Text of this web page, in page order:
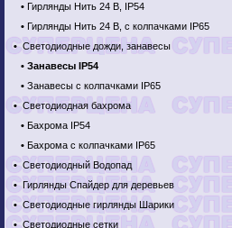
• Гирлянды Нить 24 В, IP54
• Гирлянды Нить 24 В, с колпачками IP65
•Светодиодные дожди, занавесы
• Занавесы IP54
• Занавесы с колпачками IP65
•Светодиодная бахрома
• Бахрома IP54
• Бахрома с колпачками IP65
•Светодиодный Водопад
•Гирлянды Спайдер для деревьев
•Светодиодные гирлянды Шарики
•Светодиодные сетки